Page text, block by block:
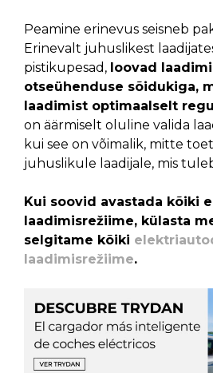
Peamine erinevus seisneb
Erinevalt juhuslikest
pistikupesad, loovad
otseühenduse sõidukiga,
laadimist optimaalselt
on äärmiselt oluline valida
kui see on võimalik, mitte
juhuslikule laadijale, mis
Kui soovid avastada kõiki
laadimisrežiime, külasta
selgitame kõiki
laadimisrežiime.